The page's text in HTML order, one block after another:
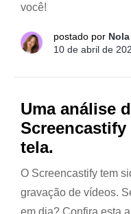
você!
postado por
10 de abril de
Uma análise
Screencastify
tela.
O Screencastify tem
gravação de vídeos.
em dia? Confira esta